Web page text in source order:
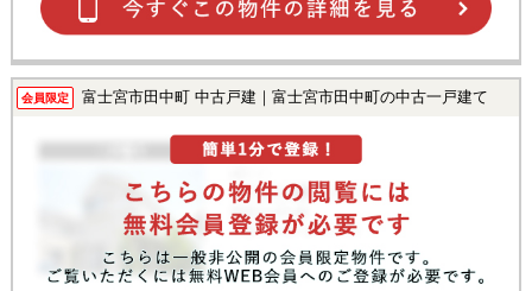
会員限定 富士宮市田中町 中古戸建｜富士宮市田中町の中古一戸建て